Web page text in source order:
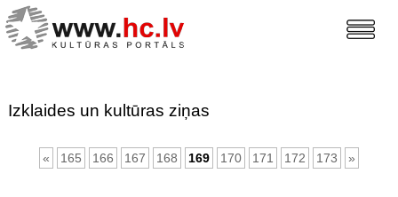
Izklaides un kultūras ziņas
« 165 166 167 168 169 170 171 172 173 »